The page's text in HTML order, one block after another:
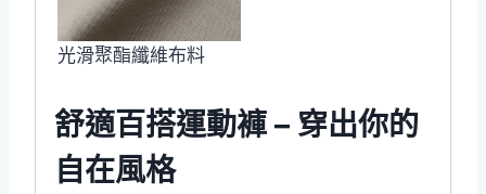
光滑聚酯纖維布料
舒適百搭運動褲 – 穿出你的
自在風格